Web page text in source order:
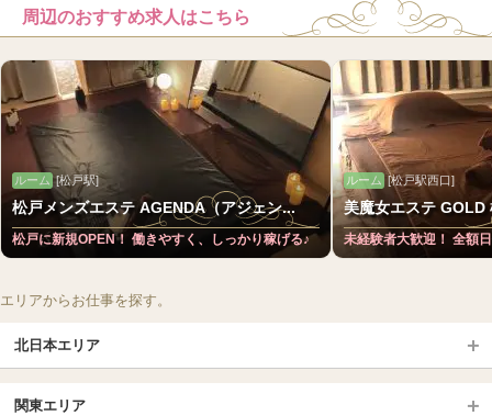
周辺のおすすめ求人はこちら
ルーム [松戸駅]
松戸メンズエステ AGENDA（アジェン...
松戸に新規OPEN！ 働きやすく、しっかり稼げる♪
ルーム [松戸駅西口]
美魔女エステ GOLD
未経験者大歓迎！ 全額
エリアからお仕事を探す。
北日本エリア
関東エリア